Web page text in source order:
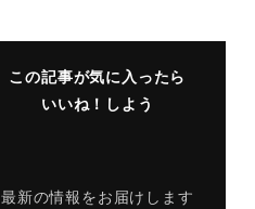
この記事が気に入ったら
いいね！しよう
最新の情報をお届けします